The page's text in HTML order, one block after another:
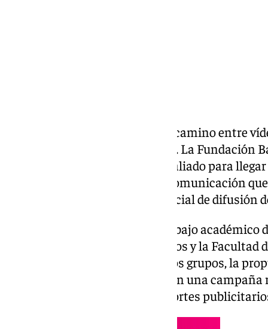
La solidaridad también se abre camino entre
publicaciones en redes sociales. La Fundación
encontrado este año un nuevo aliado para
estudiantes de la Facultad de Comunicación
universitario en la campaña oficial de difusión
La iniciativa nació como un trabajo
la Fundación Banco de Alimentos y la
varias fases y competir con otros grupos, la
seleccionada para convertirse en una
sociales como en distintos soportes